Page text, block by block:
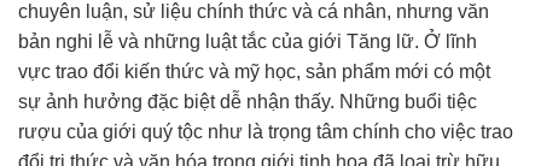
chuyên luận, sử liệu chính thức và cá nhân, nhưng văn
bản nghi lễ và những luật tắc của giới Tăng lữ. Ở lĩnh
vực trao đổi kiến thức và mỹ học, sản phẩm mới có một
sự ảnh hưởng đặc biệtdễ nhận thấy. Những buổi tiệc
rượu của giới quý tộc như là trọng tâm chính cho việc trao